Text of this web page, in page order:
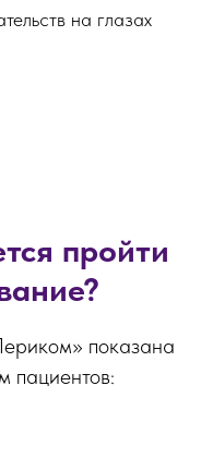
на глазах
пройти
показана
пациентов: